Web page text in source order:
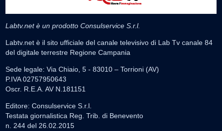
Labtv.net è un prodotto Consulservice S.r.l.
Labtv.net è il sito ufficiale del canale televisivo di Lab Tv canale 84
del digitale terrestre Regione Campania
Sede legale: Via Chiaio, 5 - 83010 – Torrioni (AV)
P.IVA 02757950643
Oscr. R.E.A. AV N.181151
Editore: Consulservice S.r.l.
Testata giornalistica Reg. Trib. di Benevento
n. 244 del 26.02.2015